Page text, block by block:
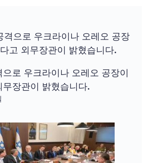
으로 우크라이나 오레오 공장이
무장관이 밝혔습니다.